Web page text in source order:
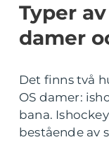
Typer
damer
Det finns två
OS damer:
bana.
bestående av